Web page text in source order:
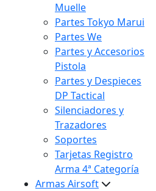
Muelle
Partes Tokyo Marui
Partes We
Partes y Accesorios
Pistola
Partes y Despieces
DP Tactical
Silenciadores y
Trazadores
Soportes
Tarjetas Registro
Arma 4ª Categoría
Armas Airsoft